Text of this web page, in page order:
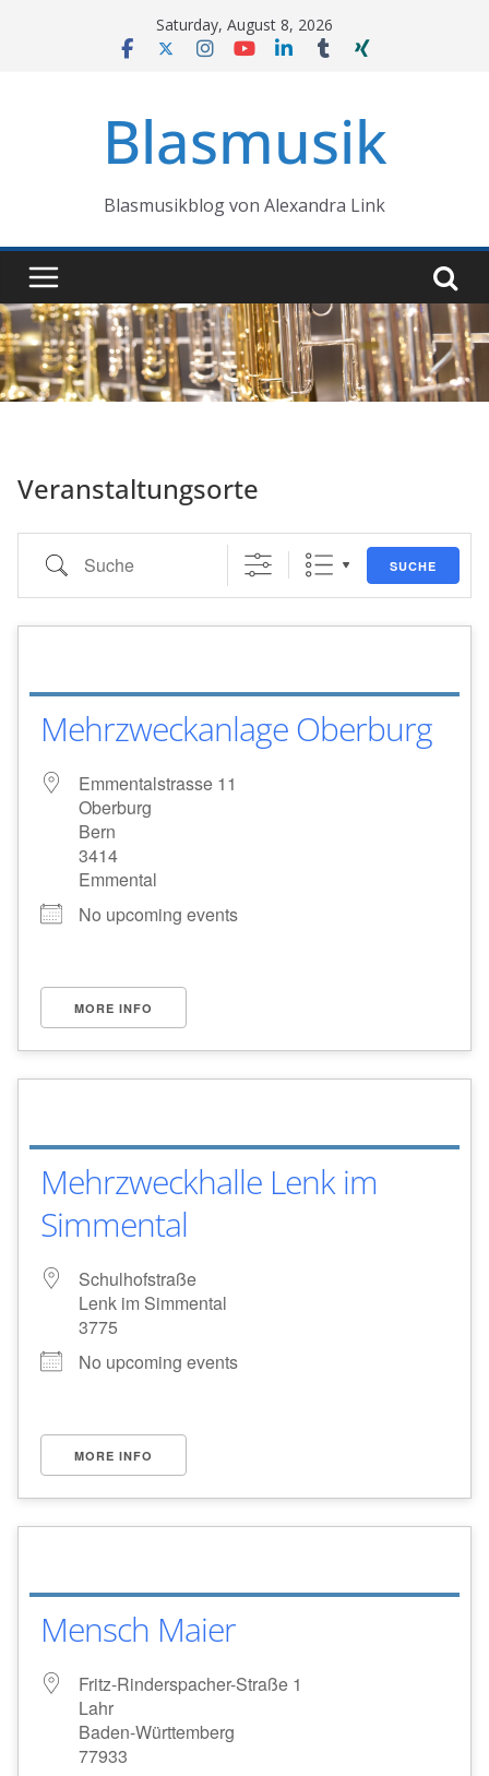
Saturday, August 8, 2026
Blasmusik
Blasmusikblog von Alexandra Link
Veranstaltungsorte
Suche SUCHE
Mehrzweckanlage Oberburg
Emmentalstrasse 11
Oberburg
Bern
3414
Emmental
No upcoming events
MORE INFO
Mehrzweckhalle Lenk im
Simmental
Schulhofstraße
Lenk im Simmental
3775
No upcoming events
MORE INFO
Mensch Maier
Fritz-Rinderspacher-Straße 1
Lahr
Baden-Württemberg
77933